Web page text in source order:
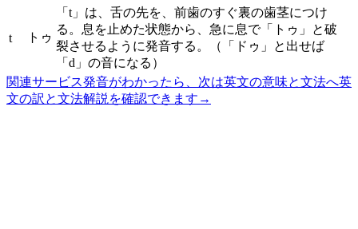
t トゥ
「t」は、舌の先を、前歯のすぐ裏の歯茎につけ
る。息を止めた状態から、急に息で「トゥ」と破
裂させるように発音する。（「ドゥ」と出せば
「d」の音になる）
関連サービス発音がわかったら、次は英文の意味と文法へ英
文の訳と文法解説を確認できます →